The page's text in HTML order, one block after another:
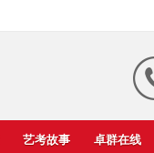
艺考故事 卓群在线